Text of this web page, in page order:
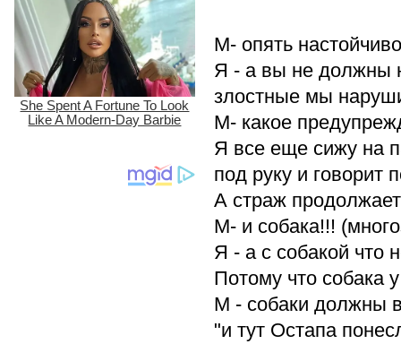
М- опять
Я - а вы не должны
злостные мы
М- какое
Я все еще сижу на
под руку и говорит
А страж
М- и собака!!!
Я - а с собакой что
Потому что собака
М - собаки должны
"и тут Остапа